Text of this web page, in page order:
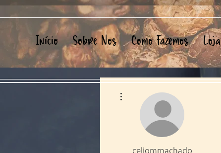
Início Sobre Nos Como Fazemos Loja
celiommachado